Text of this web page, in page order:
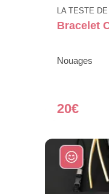
LA TESTE
Bracelet
Nouages
20€